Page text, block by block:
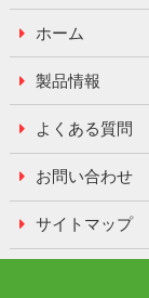
ホーム
製品情報
よくある質問
お問い合わせ
サイトマップ